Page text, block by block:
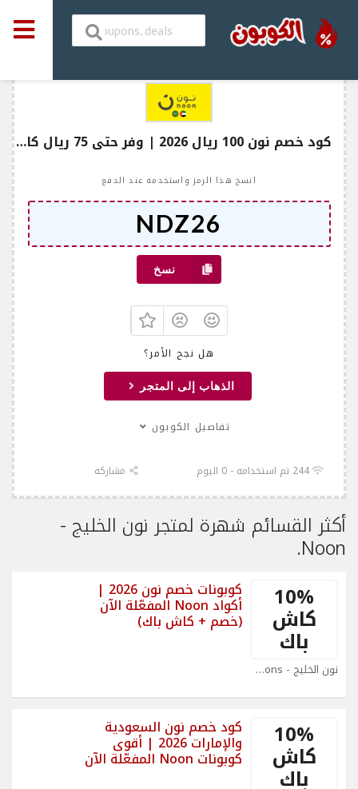
كود خصم نون 100 ريال 2026 | وفر حتى 75 ريال كاش باك
انسخ هذا الرمز واستخدمه عند الدفع
نسخ
هل نجح الأمر؟
الذهاب إلى المتجر
تفاصيل الكوبون
244 تم استخدامه - 0 اليوم مشاركه
أكثر القسائم شهرة لمتجر نون الخليج -
Noon.
10%
كاش
باك
نون الخليج - Noon Coupons
كوبونات خصم نون 2026 |
أكواد Noon المفعّلة الآن
(خصم + كاش باك)
10%
كاش
باك
كود خصم نون السعودية
والإمارات 2026 | أقوى
كوبونات Noon المفعّلة الآن